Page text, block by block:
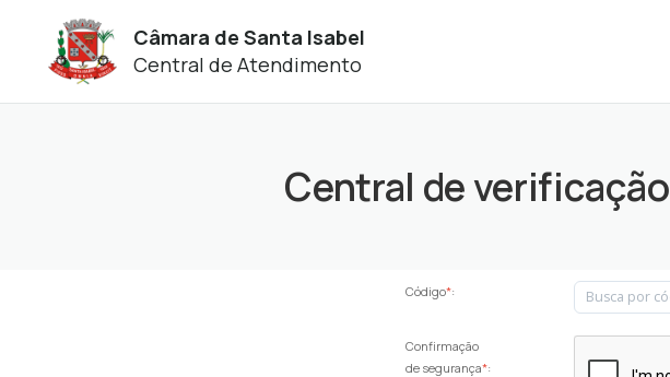
Câmara de Santa Isabel
Central de Atendimento
Central de verificação
Código*:
Confirmação
de segurança*: